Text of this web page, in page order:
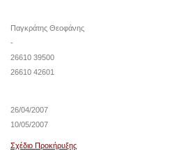
Παγκράτης Θεοφάνης
-
26610 39500
26610 42601
26/04/2007
10/05/2007
Σχέδιο Προκήρυξης